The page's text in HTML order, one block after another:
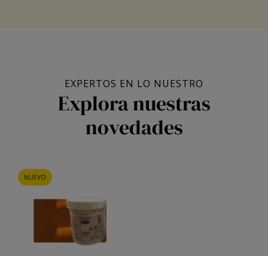
EXPERTOS EN LO NUESTRO
Explora nuestras
novedades
NUEVO